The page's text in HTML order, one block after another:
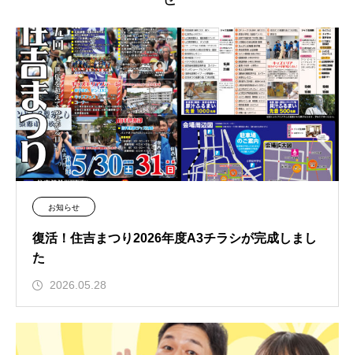
お知らせ
復活！住吉まつり2026年度A3チラシが完成しまし
た
2026.05.28